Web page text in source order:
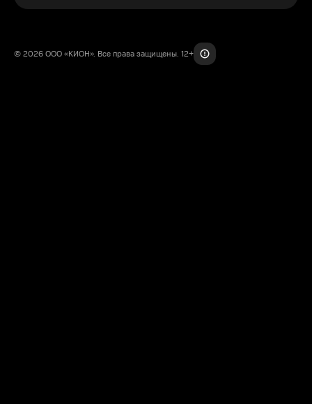
© 2026 ООО «КИОН». Все права защищены. 12+